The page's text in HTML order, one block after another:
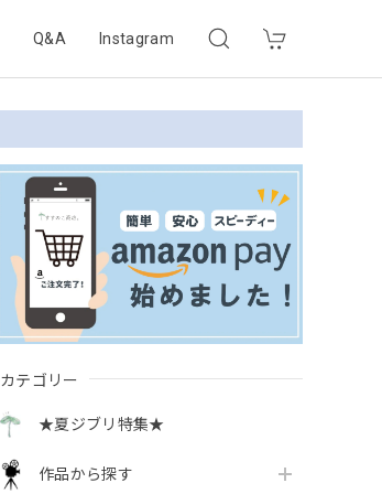
Q&A Instagram
カテゴリー
★夏ジブリ特集★
作品から探す